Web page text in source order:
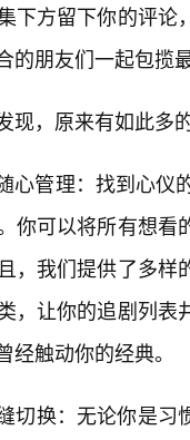
下方留下你的评
的朋友们一起包揽
现，原来有如此多
心管理：找到心仪
你可以将所有想
，我们提供了多
，让你的追剧列
触动你的经典。
切换：无论你是